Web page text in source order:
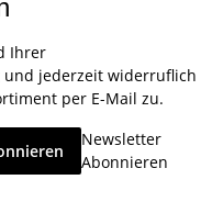
Ihrer
und jederzeit widerruflich
per E-Mail zu.
Newsletter
Abonnieren